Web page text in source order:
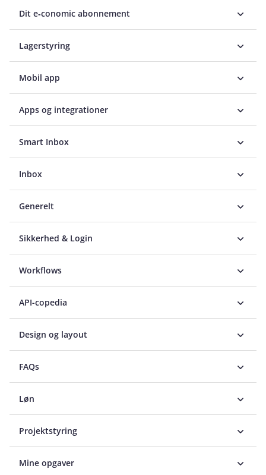
Dit e‑conomic abonnement
Lagerstyring
Mobil app
Apps og integrationer
Smart Inbox
Inbox
Generelt
Sikkerhed & Login
Workflows
API-copedia
Design og layout
FAQs
Løn
Projektstyring
Mine opgaver